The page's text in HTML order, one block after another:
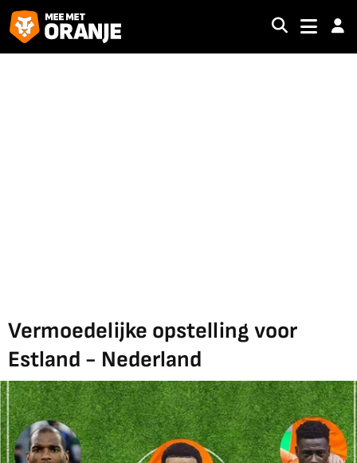
Vermoedelijke opstelling voor
Estland - Nederland